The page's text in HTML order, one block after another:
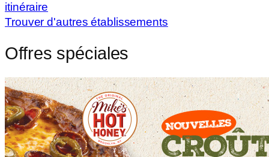
itinéraire
Trouver d'autres établissements
Offres spéciales